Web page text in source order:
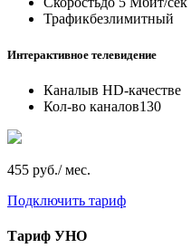
Трафикбезлимитный
Интерактивное телевидение
Каналыв HD-качестве
Кол-во каналов130
455 руб./ мес.
Подключить тариф
Тариф УНО